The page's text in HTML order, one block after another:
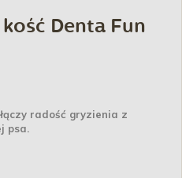
Denta Fun
radość gryzienia z
psa.